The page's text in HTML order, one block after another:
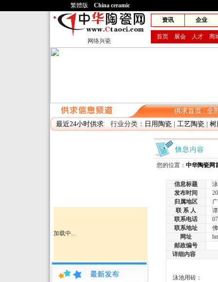
繁體版 China ceramic
网络兴瓷
资讯 企业
首页 展会 人才 商
供求首页|全
最近24小时供求行业分类： 日用陶瓷| 工艺陶瓷| 树
加载中...
您的位置： 中华陶瓷网
信息标题
泳
发布时间
归属地区
广
联 系 人
谭
联系电话
联系地址
佛
网址
邮政编号
详细内容
泳池用砖：